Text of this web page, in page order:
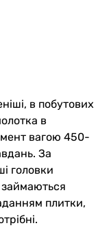
в побутових
в
вагою 450-
За
головки
займаються
плитки,